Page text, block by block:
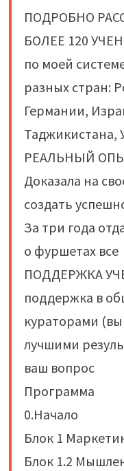
ПОДРОБНО
БОЛЕЕ 120
по моей
разных стран:
Германии,
Таджикистана,
РЕАЛЬНЫЙ
Доказала на
создать
За три года
о фуршетах все
ПОДДЕРЖКА
поддержка в
кураторами
лучшими
ваш вопрос
Программа
0.Начало
Блок 1
Блок 1.2